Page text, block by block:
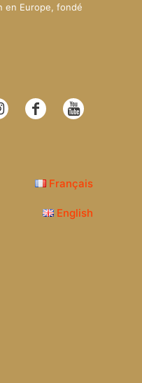
en Europe, fondé
Français
English